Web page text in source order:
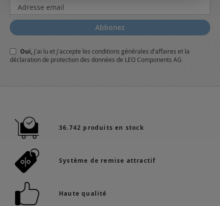
Inscription
à
notre
lettre
:
Abbonez
Oui, j'ai lu et j'accepte les conditions générales d'affaires et la
déclaration de protection des données de LEO Components AG
36.742 produits en stock
Système de remise attractif
Haute qualité